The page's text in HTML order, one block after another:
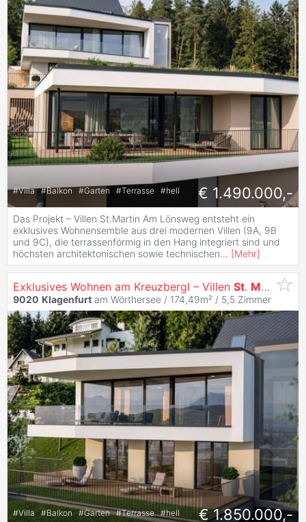
#Villa #Balkon #Garten #Terrasse #hell € 1.490.000,-
Das Projekt – Villen St.Martin Am Lönsweg entsteht ein
exklusives Wohnensemble aus drei modernen Villen (9A, 9B
und 9C), die terrassenförmig in den Hang integriert sind und
höchsten architektonischen sowie technischen... [Mehr]
Exklusives Wohnen am Kreuzbergl – Villen St. Martin mit
9020 Klagenfurt am Wörthersee / 174,49m² / 5,5 Zimmer
#Villa #Balkon #Garten #Terrasse #hell € 1.850.000,-